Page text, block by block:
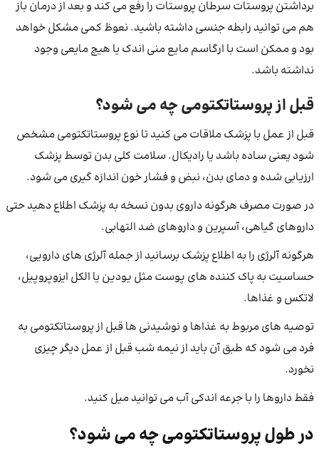
برداشتن پروستات سرطان پروستات را رفع می ‌کند و بعد از درمان باز
هم می توانید رابطه جنسی داشته باشید. نعوظ کمی مشکل خواهد
بود و ممکن است با ارگاسم مایع منی اندک یا هیچ مایعی وجود
نداشته باشد.
قبل از پروستاتکتومی چه می شود؟
قبل از عمل با پزشک ملاقات می کنید تا نوع پروستاتکتومی مشخص
شود یعنی ساده باشد یا رادیکال. سلامت کلی بدن توسط پزشک
ارزیابی شده و دمای بدن، نبض و فشار خون اندازه ‌گیری می ‌شود.
در صورت مصرف هرگونه داروی بدون نسخه به پزشک اطلاع دهید حتی
داروهای گیاهی، آسپرین و داروهای ضد التهابی.
هرگونه آلرژی را به اطلاع پزشک برسانید از جمله آلرژی های دارویی،
حساسیت به پاک کننده های پوست مثل یودین یا الکل ایزوپروپیل،
لاتکس و غذاها.
توصیه های مربوط به غذاها و نوشیدنی ها قبل از پروستاتکتومی به
فرد می ‌شود که طبق آن باید از نیمه شب قبل از عمل دیگر چیزی
نخورد.
فقط داروها را با جرعه اندکی آب می توانید میل کنید.
در طول پروستاتکتومی چه می شود؟